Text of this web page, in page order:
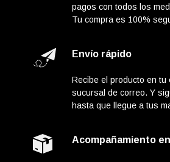
pagos con todos los
Tu compra es 100%
Envío rápido
Recibe el producto en tu
sucursal de correo. Y
hasta que llegue a tus
Acompañamiento